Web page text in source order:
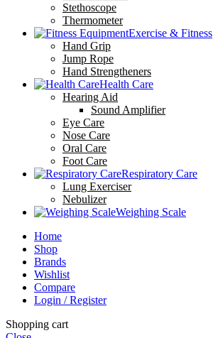
Stethoscope
Thermometer
Exercise & Fitness
Hand Grip
Jump Rope
Hand Strengtheners
Health Care
Hearing Aid
Sound Amplifier
Eye Care
Nose Care
Oral Care
Foot Care
Respiratory Care
Lung Exerciser
Nebulizer
Weighing Scale
Home
Shop
Brands
Wishlist
Compare
Login / Register
Shopping cart